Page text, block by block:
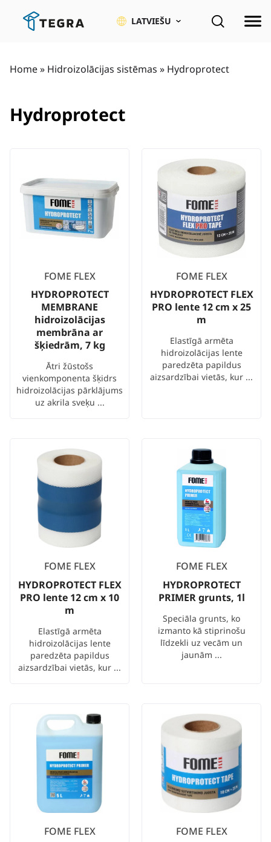
LATVIEŠU
Home» Hidroizolācijas sistēmas » Hydroprotect
Hydroprotect
FOME FLEX
HYDROPROTECT
MEMBRANE
hidroizolācijas
membrāna ar
šķiedrām, 7 kg
Ātri žūstošs
vienkomponenta šķidrs
hidroizolācijas pārklājums
uz akrila sveķu ...
FOME FLEX
HYDROPROTECT FLEX
PRO lente 12 cm x 25
m
Elastīgā armēta
hidroizolācijas lente
paredzēta papildus
aizsardzībai vietās, kur ...
FOME FLEX
HYDROPROTECT FLEX
PRO lente 12 cm x 10
m
Elastīgā armēta
hidroizolācijas lente
paredzēta papildus
aizsardzībai vietās, kur ...
FOME FLEX
HYDROPROTECT
PRIMER grunts, 1l
Speciāla grunts, ko
izmanto kā stiprinošu
līdzekli uz vecām un
jaunām ...
FOME FLEX
FOME FLEX